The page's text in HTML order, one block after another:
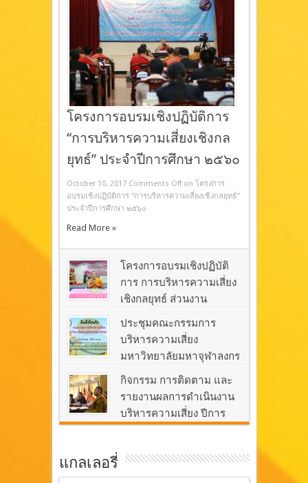
โครงการอบรมเชิงปฏิบัติการ
“การบริหารความเสี่ยงเชิงกล
ยุทธ์” ประจำปีการศึกษา ๒๕๖๐
October 10, 2017 Comments Offon โครงการ
อบรมเชิงปฏิบัติการ “การบริหารความเสี่ยงเชิงกลยุทธ์”
ประจำปีการศึกษา ๒๕๖๐
Read More »
โครงการอบรมเชิงปฏิบัติ
การ การบริหารความเสี่ยง
เชิงกลยุทธ์ ส่วนงาน
วิทยาลัยสงฆ์พุทธปัญญาศรีทวารวดี
August 1, 2017 Leave a comment
ประชุมคณะกรรมการ
บริหารความเสี่ยง
มหาวิทยาลัยมหาจุฬาลงกร
ณราชวิทยาลัย ครั้ง ๑/๒๕๖๐
June 10, 2017
กิจกรรม การติดตาม และ
รายงานผลการดำเนินงาน
บริหารความเสี่ยง ปีการ
ศึกษา ๒๕๕๙
แกลเลอรี่